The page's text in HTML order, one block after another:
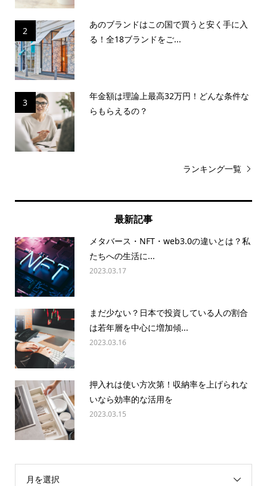
2
あのブランドはこの国で買うと安く手に入
る！全18ブランドをご...
3
年金額は理論上最高32万円！どんな条件な
らもらえるの？
ランキング一覧
最新記事
メタバース・NFT・web3.0の違いとは？私
たちへの生活に...
2023.03.17
まだ少ない？日本で投資している人の割合
は若年層を中心に増加傾...
2023.03.16
押入れは使い方次第！収納率を上げられな
いなら効率的な活用を
2023.03.15
月を選択